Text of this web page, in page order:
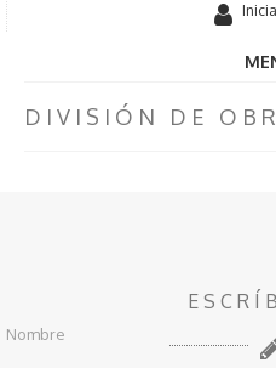
Pintura
DIVISIÓN DE
Nombre